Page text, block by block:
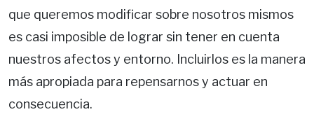
que queremos modificar sobre nosotros mismos
es casi imposible de lograr sin tener en cuenta
nuestros afectos y entorno. Incluirlos es la manera
más apropiada para repensarnos y actuar en
consecuencia.